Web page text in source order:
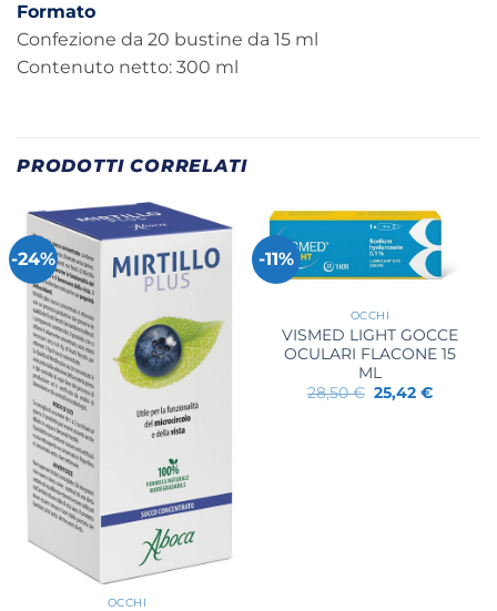
Formato
Confezione da 20 bustine da 15 ml
Contenuto netto: 300 ml
PRODOTTI CORRELATI
-24%
OCCHI
-11%
OCCHI
VISMED LIGHT GOCCE
OCULARI FLACONE 15
ML
28,50€ Il
prezzo
25,42€Il